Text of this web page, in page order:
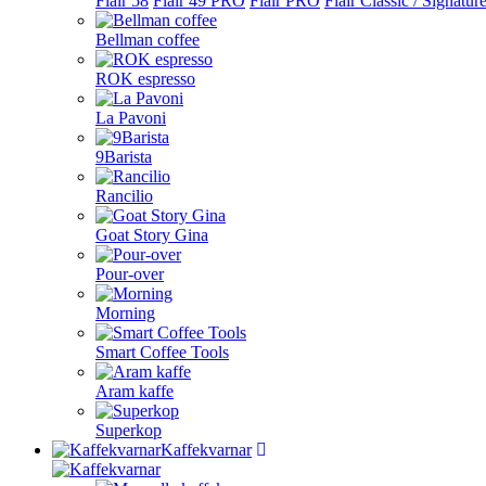
Bellman coffee
ROK espresso
La Pavoni
9Barista
Rancilio
Goat Story Gina
Pour-over
Morning
Smart Coffee Tools
Aram kaffe
Superkop
Kaffekvarnar